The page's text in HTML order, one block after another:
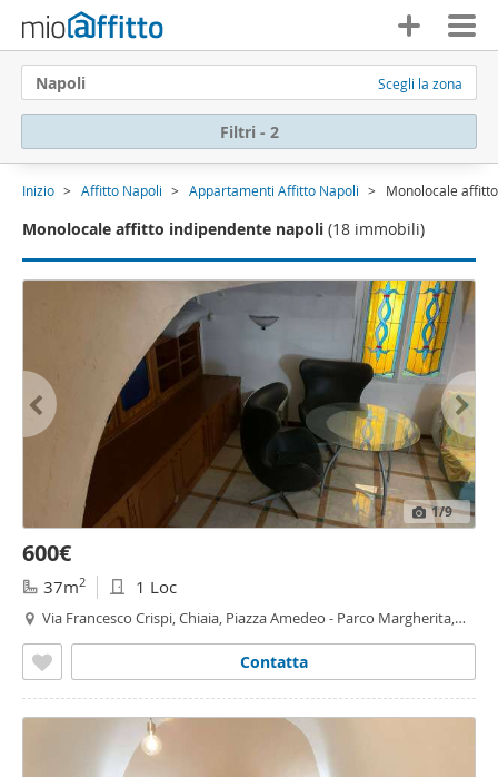
Napoli Scegli la zona
Filtri - 2
Inizio Affitto Napoli Appartamenti Affitto Napoli Monolocale
Monolocale affitto indipendente napoli (18 immobili)
1/9
600€
37m2 1 Loc
Via Francesco Crispi, Chiaia, Piazza Amedeo - Parco Margherita,
Contatta